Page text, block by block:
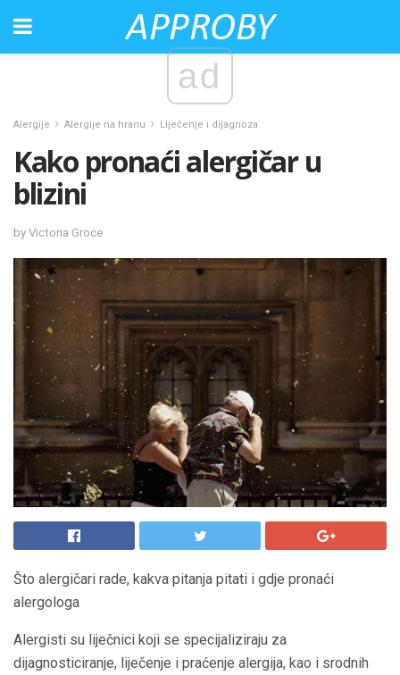
ad
Alergije Alergije na hranu Liječenje i dijagnoza
Kako pronaći alergičar u
blizini
by Victoria Groce
Što alergičari rade, kakva pitanja pitati i gdje pronaći
alergologa
Alergisti su liječnici koji se specijaliziraju za
dijagnosticiranje, liječenje i praćenje alergija, kao i srodnih